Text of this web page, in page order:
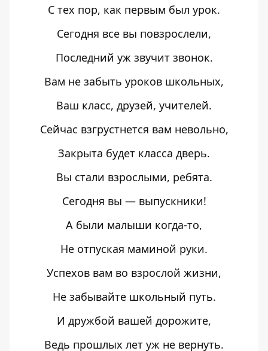
С тех пор, как первым был урок.
Сегодня все вы повзрослели,
Последний уж звучит звонок.
Вам не забыть уроков школьных,
Ваш класс, друзей, учителей.
Сейчас взгрустнется вам невольно,
Закрыта будет класса дверь.
Вы стали взрослыми, ребята.
Сегодня вы — выпускники!
А были малыши когда-то,
Не отпуская маминой руки.
Успехов вам во взрослой жизни,
Не забывайте школьный путь.
И дружбой вашей дорожите,
Ведь прошлых лет уж не вернуть.